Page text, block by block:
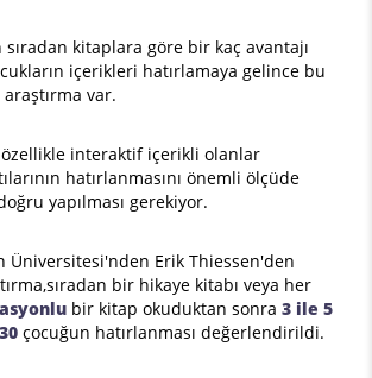
kitaplara göre bir kaç avantajı
içerikleri hatırlamaya gelince bu
var.
özellikle interaktif içerikli olanlar
hatırlanmasını önemli ölçüde
yapılması gerekiyor.
Üniversitesi'nden Erik Thiessen'den
bir hikaye kitabı veya her
bir kitap okuduktan sonra 3 ile 5
30 çocuğun hatırlanması değerlendirildi.